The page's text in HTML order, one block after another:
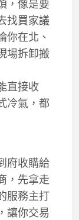
，像是要
找買家議
你在北、
場拆卸搬
直接收
冷氣，都
府收購給
，先拿走
服務主打
讓你交易